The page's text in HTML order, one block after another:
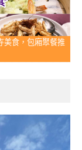
美食，包廂聚餐推